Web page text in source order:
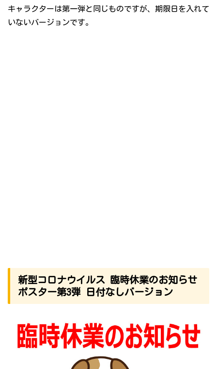
キャラクターは第一弾と同じものですが、期限日を入れて
いないバージョンです。
新型コロナウイルス 臨時休業のお知らせ
ポスター第3弾 日付なしバージョン